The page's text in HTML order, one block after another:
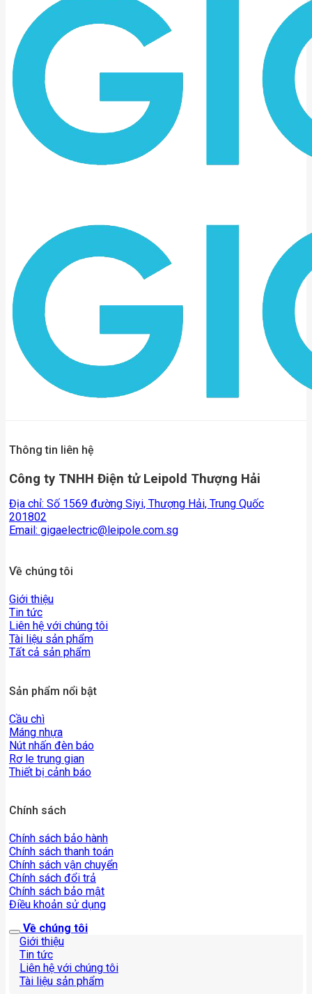
Thông tin liên hệ
Công ty TNHH Điện tử Leipold Thượng Hải
Địa chỉ: Số 1569 đường Siyi, Thượng Hải, Trung Quốc
201802
Email: gigaelectric@leipole.com.sg
Về chúng tôi
Giới thiệu
Tin tức
Liên hệ với chúng tôi
Tài liệu sản phẩm
Tất cả sản phẩm
Sản phẩm nổi bật
Cầu chì
Máng nhựa
Nút nhấn đèn báo
Rơ le trung gian
Thiết bị cảnh báo
Chính sách
Chính sách bảo hành
Chính sách thanh toán
Chính sách vận chuyển
Chính sách đổi trả
Chính sách bảo mật
Điều khoản sử dụng
Về chúng tôi
Giới thiệu
Tin tức
Liên hệ với chúng tôi
Tài liệu sản phẩm